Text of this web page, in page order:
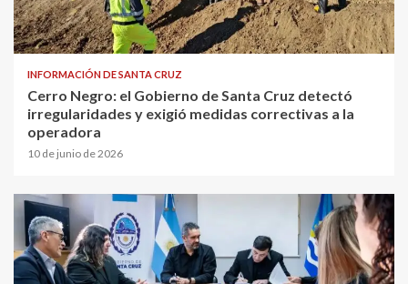
INFORMACIÓN DE SANTA CRUZ
Cerro Negro: el Gobierno de Santa Cruz detectó
irregularidades y exigió medidas correctivas a la
operadora
10 de junio de 2026